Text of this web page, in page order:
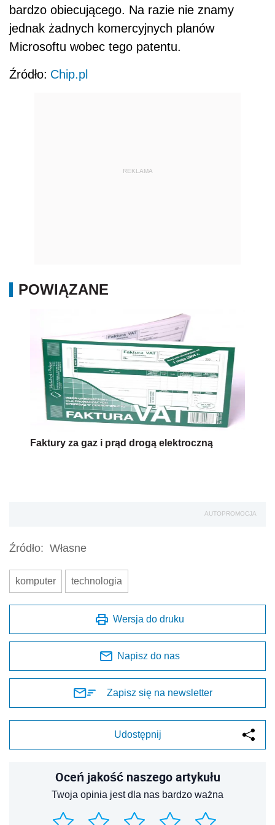
bardzo obiecującego. Na razie nie znamy
jednak żadnych komercyjnych planów
Microsoftu wobec tego patentu.
Źródło: Chip.pl
REKLAMA
POWIĄZANE
Faktury za gaz i prąd drogą elektroczną
AUTOPROMOCJA
Źródło: Własne
komputer technologia
Wersja do druku
Napisz do nas
Zapisz się na newsletter
Udostępnij
Oceń jakość naszego artykułu
Twoja opinia jest dla nas bardzo ważna